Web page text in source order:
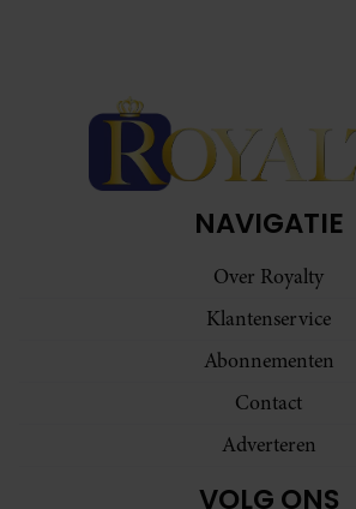
NAVIGATIE
Over Royalty
Klantenservice
Abonnementen
Contact
Adverteren
VOLG ONS